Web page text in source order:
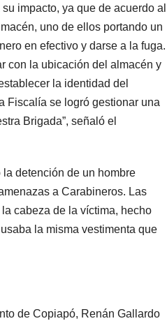
impacto, ya que de acuerdo al
uno de ellos portando un
en efectivo y darse a la fuga.
con la ubicación del almacén y
la identidad del
Fiscalía se logró gestionar una
Brigada”, señaló el
detención de un hombre
a Carabineros. Las
cabeza de la víctima, hecho
la misma vestimenta que
de Copiapó, Renán Gallardo